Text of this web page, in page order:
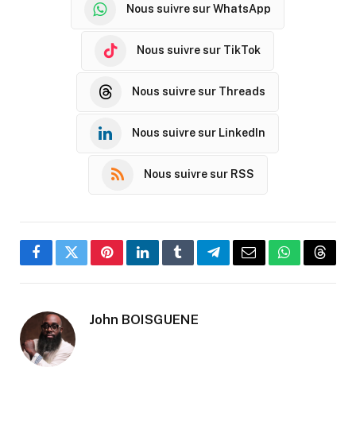
Nous suivre sur WhatsApp
Nous suivre sur TikTok
Nous suivre sur Threads
Nous suivre sur LinkedIn
Nous suivre sur RSS
FacebookTwitterPinterestLinkedInTumblrTelegramEmailWhatsApp
John BOISGUENE